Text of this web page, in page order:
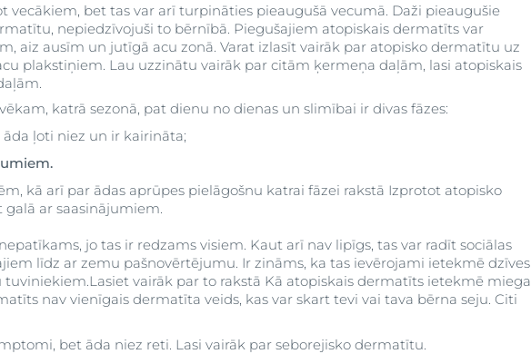
vecākiem, bet tas var arī turpināties pieaugušā vecumā. Daži pieaugušie
nepiedzīvojuši to bērnībā. Piegušajiem atopiskais dermatīts var
aiz ausīm un jutīgā acu zonā. Varat izlasīt vairāk par atopisko dermatītu uz
plakstiņiem. Lau uzzinātu vairāk par citām ķermeņa daļām, lasi atopiskais
katrā sezonā, pat dienu no dienas un slimībai ir divas fāzes:
āda ļoti niez un ir kairināta;
kā arī par ādas aprūpes pielāgošnu katrai fāzei rakstā Izprotot atopisko
ar saasinājumiem.
jo tas ir redzams visiem. Kaut arī nav lipīgs, tas var radīt sociālas
līdz ar zemu pašnovērtējumu. Ir zināms, ka tas ievērojami ietekmē dzīves
vairāk par to rakstā Kā atopiskais dermatīts ietekmē miega
nav vienīgais dermatīta veids, kas var skart tevi vai tava bērna seju. Citi
bet āda niez reti. Lasi vairāk par seborejisko dermatītu.